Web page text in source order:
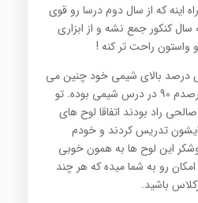
اينه كه از سال دوم درسا رو قوي
كنكور جمع نشه و از ابزاری
واستون راحت تر کنه !
بالای شیمی خود چنین می
گوید : « من بهترين درصدم 90 در درس شيمي بوده. تو
راد بودند اتفاقا لوح های
تدریس کردند و خودم
اين لوح ها به همون خوبي
رو به شما ميده كه هر چند
باشيد.